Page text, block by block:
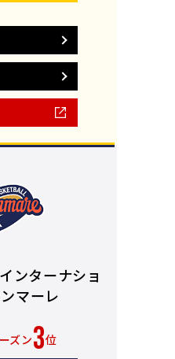
ンターナショ
マーレ
ズン3位